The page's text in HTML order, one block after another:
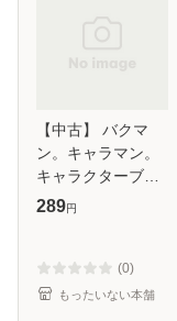
【中古】 バクマ
ン。キャラマン。
キャラクターブッ
ク (ジャンプ・コ
英社 [コミック]
【メール便送料
289円
(0)
もったいない本舗